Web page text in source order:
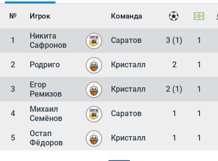
№ Игрок Команда
1
Никита
Сафронов
Саратов 3 (1) 1
2 Родриго Кристалл 2 1
3
Егор
Ремизов
Кристалл 2 (1) 1
4
Михаил
Семёнов
Саратов 1 1
5
Остап
Фёдоров
Кристалл 1 1